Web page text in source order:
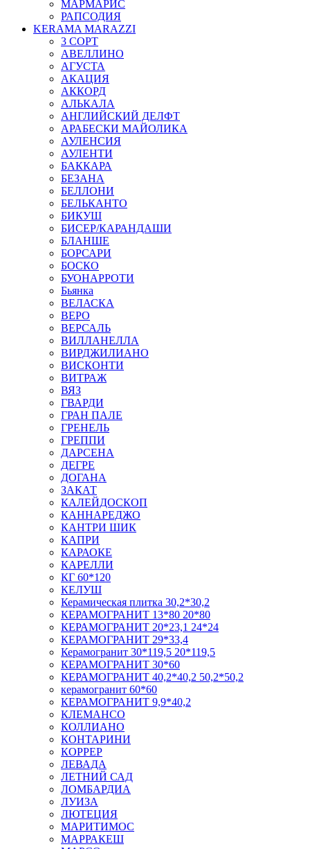
МАРМАРИС
РАПСОДИЯ
KERAMA MARAZZI
3 СОРТ
АВЕЛЛИНО
АГУСТА
АКАЦИЯ
АККОРД
АЛЬКАЛА
АНГЛИЙСКИЙ ДЕЛФТ
АРАБЕСКИ МАЙОЛИКА
АУЛЕНСИЯ
АУЛЕНТИ
БАККАРА
БЕЗАНА
БЕЛЛОНИ
БЕЛЬКАНТО
БИКУШ
БИСЕР/КАРАНДАШИ
БЛАНШЕ
БОРСАРИ
БОСКО
БУОНАРРОТИ
Бьянка
ВЕЛАСКА
ВЕРО
ВЕРСАЛЬ
ВИЛЛАНЕЛЛА
ВИРДЖИЛИАНО
ВИСКОНТИ
ВИТРАЖ
ВЯЗ
ГВАРДИ
ГРАН ПАЛЕ
ГРЕНЕЛЬ
ГРЕППИ
ДАРСЕНА
ДЕГРЕ
ДОГАНА
ЗАКАТ
КАЛЕЙДОСКОП
КАННАРЕДЖО
КАНТРИ ШИК
КАПРИ
КАРАОКЕ
КАРЕЛЛИ
КГ 60*120
КЕЛУШ
Керамическая плитка 30,2*30,2
КЕРАМОГРАНИТ 13*80 20*80
КЕРАМОГРАНИТ 20*23,1 24*24
КЕРАМОГРАНИТ 29*33,4
Керамогранит 30*119,5 20*119,5
КЕРАМОГРАНИТ 30*60
КЕРАМОГРАНИТ 40,2*40,2 50,2*50,2
керамогранит 60*60
КЕРАМОГРАНИТ 9,9*40,2
КЛЕМАНСО
КОЛЛИАНО
КОНТАРИНИ
КОРРЕР
ЛЕВАДА
ЛЕТНИЙ САД
ЛОМБАРДИА
ЛУИЗА
ЛЮТЕЦИЯ
МАРИТИМОС
МАРРАКЕШ